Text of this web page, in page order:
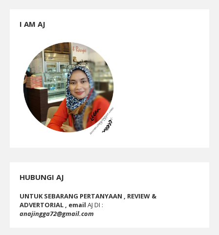
I AM AJ
HUBUNGI AJ
UNTUK SEBARANG PERTANYAAN , REVIEW &
ADVERTORIAL , email AJ DI :
anajingga72@gmail.com